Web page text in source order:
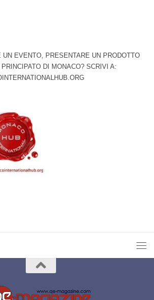
EVENTO, PRESENTARE UN PRODOTTO
DI MONACO? SCRIVI A: